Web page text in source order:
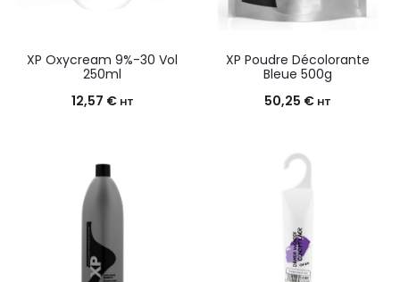
XP Oxycream 9%-30 Vol
250ml
12,57 € HT
XP Poudre Décolorante
Bleue 500g
50,25 € HT